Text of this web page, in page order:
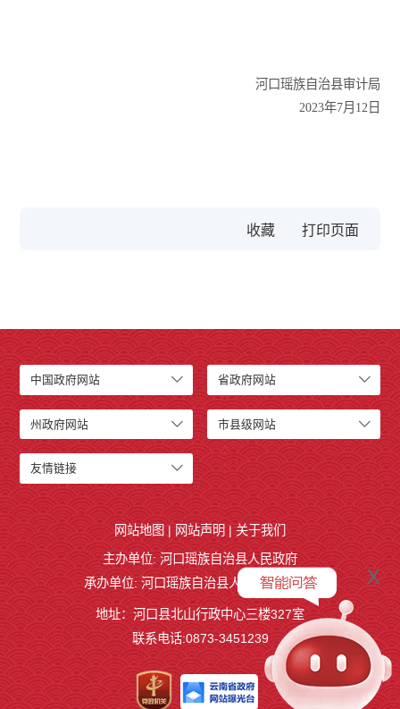
河口瑶族自治县审计局
2023年7月12日
收藏
中国政府网站 省政府网站
州政府网站 市县级网站
友情链接
网站地图 | 网站声明 | 关于我们
主办单位: 河口瑶族自治县人民政府
承办单位: 河口瑶族自治县人民政府办公室
地址：河口县北山行政中心三楼327室
联系电话:0873-3451239
x